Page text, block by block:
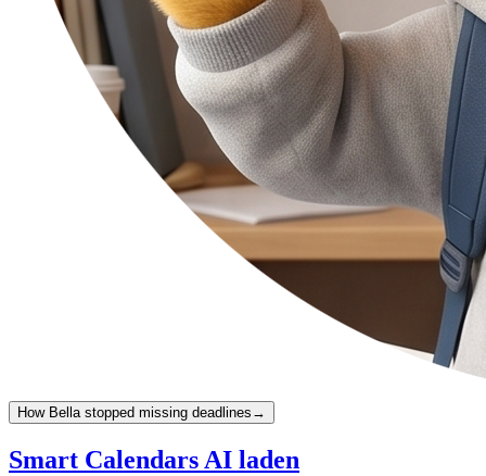
How Bella stopped missing deadlines →
Smart Calendars AI laden